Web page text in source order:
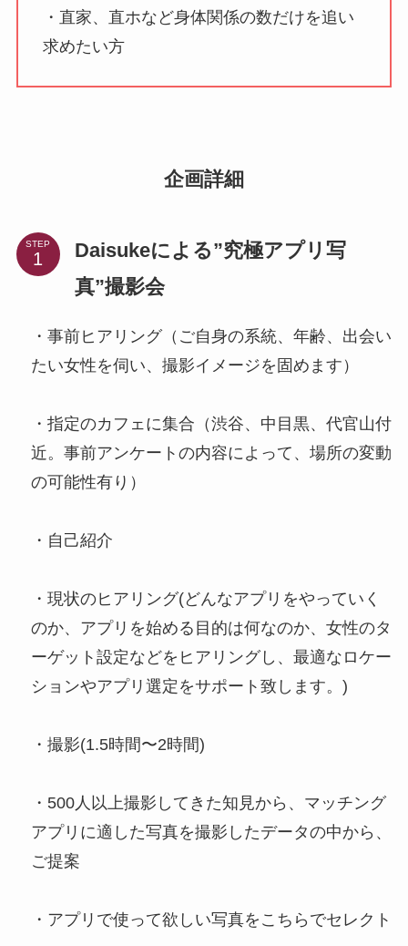
・直家、直ホなど身体関係の数だけを追い
求めたい方
企画詳細
STEP
Daisukeによる”究極アプリ写
真”撮影会
・事前ヒアリング（ご自身の系統、年齢、出会い
たい女性を伺い、撮影イメージを固めます）
・指定のカフェに集合（渋谷、中目黒、代官山付
近。事前アンケートの内容によって、場所の変動
の可能性有り）
・自己紹介
・現状のヒアリング(どんなアプリをやっていく
のか、アプリを始める目的は何なのか、女性のタ
ーゲット設定などをヒアリングし、最適なロケー
ションやアプリ選定をサポート致します。)
・撮影(1.5時間〜2時間)
・500人以上撮影してきた知見から、マッチング
アプリに適した写真を撮影したデータの中から、
ご提案
・アプリで使って欲しい写真をこちらでセレクト